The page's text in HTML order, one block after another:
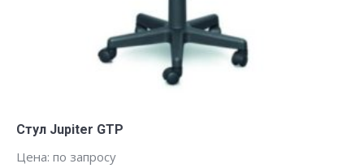
Стул Jupiter GTP
Цена: по запросу